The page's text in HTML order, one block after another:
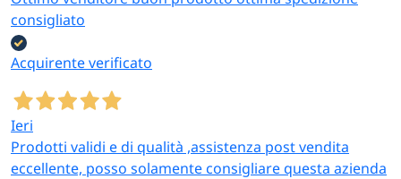
consigliato
Acquirente verificato
Ieri
Prodotti validi e di qualità ,assistenza post vendita
eccellente, posso solamente consigliare questa azienda